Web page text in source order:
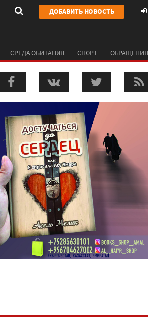
ДОБАВИТЬ НОВОСТЬ
СРЕДА ОБИТАНИЯ СПОРТ ОБРАЩЕНИЯ